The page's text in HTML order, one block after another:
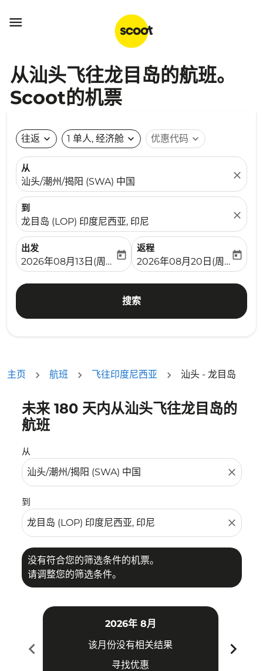

从汕头飞往龙目岛的航班。
Scoot的机票
往返 expand_more 1 单人, 经济舱 expand_more 优惠代码 expand_more
从
汕头/潮州/揭阳 (SWA) 中国
close
到
龙目岛 (LOP) 印度尼西亚, 印尼
close
出发
fc-booking-departure-date-aria-label
2026年08月13日(周四)
today
返程
fc-booking-return-date-
2026年08月20日(周四)
today
搜索
主页 航班 飞往印度尼西亚 汕头 - 龙目岛
未来 180 天内从汕头飞往龙目岛的
航班
从
close
到
close
没有符合您的筛选条件的机票。
请调整您的筛选条件。
没有符合您的筛选条件的机票。请调整您的筛选条件。
chevron_left
2026年 8月
该月份没有相关结果
寻找优惠
chevron_right